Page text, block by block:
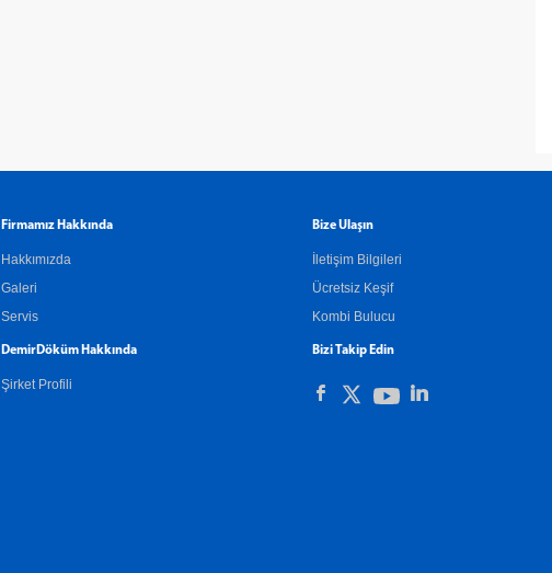
Firmamız Hakkında
Hakkımızda
Galeri
Servis
DemirDöküm Hakkında
Şirket Profili
Bize Ulaşın
İletişim Bilgileri
Ücretsiz Keşif
Kombi Bulucu
Bizi Takip Edin